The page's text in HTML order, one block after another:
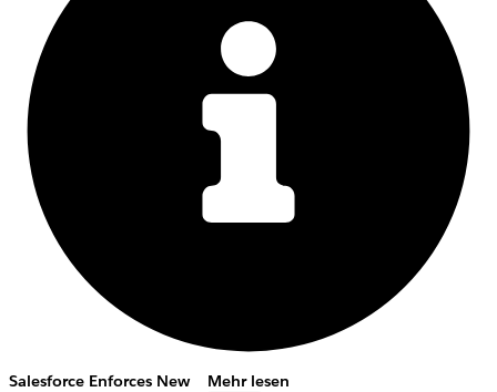
Salesforce Enforces New
Mehr lesen